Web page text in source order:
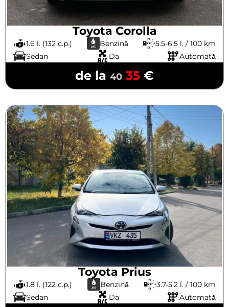
Toyota Corolla
1.6 l. (132 c.p.) Benzină
5.5-6.5 l. / 100 km
Sedan
Da Automată
de la 40 35 €
Toyota Prius
1.8 l. (122 c.p.) Benzină
3.7-5.2 l. / 100 km
Sedan
Da Automată